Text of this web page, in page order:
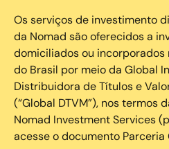
Os serviços de investimento
da Nomad são oferecidos a
domiciliados ou incorporados
do Brasil por meio da Global
Distribuidora de Títulos e
(“Global DTVM”), nos termos
Nomad Investment Services
acesse o documento Parceria